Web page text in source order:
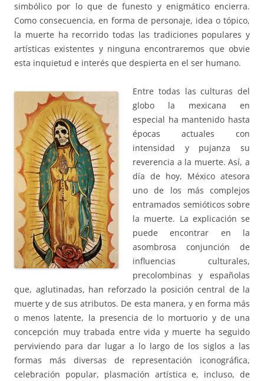
simbólico por lo que de funesto y enigmático encierra.
Como consecuencia, en forma de personaje, idea o tópico,
la muerte ha recorrido todas las tradiciones populares y
artísticas existentes y ninguna encontraremos que obvie
esta inquietud e interés que despierta en el ser humano.
Entre todas las culturas del
globo la mexicana en
especial ha mantenido hasta
épocas actuales con
intensidad y pujanza su
reverencia a la muerte. Así, a
día de hoy, México atesora
uno de los más complejos
entramados semióticos sobre
la muerte. La explicación se
puede encontrar en la
asombrosa conjunción de
influencias culturales,
precolombinas y españolas
que, aglutinadas, han reforzado la posición central de la
muerte y de sus atributos. De esta manera, y en forma más
o menos latente, la presencia de lo mortuorio y de una
concepción muy trabada entre vida y muerte ha seguido
perviviendo para dar lugar a lo largo de los siglos a las
formas más diversas de representación iconográfica,
celebración popular, plasmación artística e, incluso, de